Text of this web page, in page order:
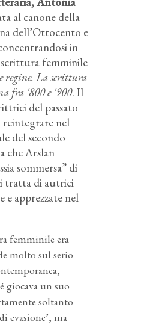
al canone della
dell’Ottocento e
in
femminile
regine. La scrittura
fra '800 e '900. Il
del passato
reintegrare nel
del secondo
che Arslan
sommersa” di
tratta di autrici
e apprezzate nel
femminile era
molto sul serio
giocava un suo
soltanto
evasione’, ma